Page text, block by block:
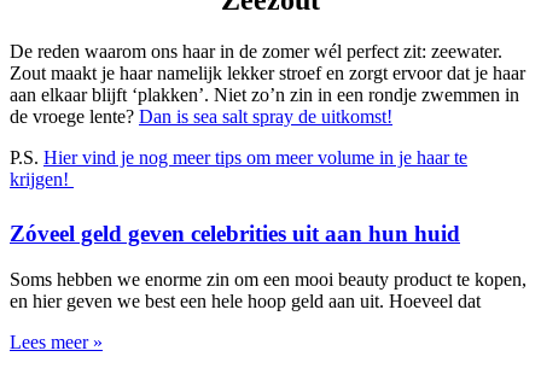
De reden waarom ons haar in de zomer wél perfect zit: zeewater.
Zout maakt je haar namelijk lekker stroef en zorgt ervoor dat je haar
aan elkaar blijft ‘plakken’. Niet zo’n zin in een rondje zwemmen in
de vroege lente? Dan is sea salt spray de uitkomst!
P.S. Hier vind je nog meer tips om meer volume in je haar te
krijgen!
Zóveel geld geven celebrities uit aan hun huid
Soms hebben we enorme zin om een mooi beauty product te kopen,
en hier geven we best een hele hoop geld aan uit. Hoeveel dat
Lees meer »